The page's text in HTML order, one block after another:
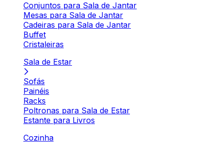
Conjuntos para Sala de Jantar
Mesas para Sala de Jantar
Cadeiras para Sala de Jantar
Buffet
Cristaleiras
Sala de Estar
Sofás
Painéis
Racks
Poltronas para Sala de Estar
Estante para Livros
Cozinha